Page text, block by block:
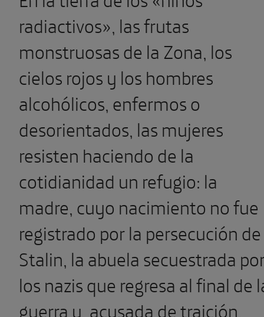
radiactivos», las frutas
monstruosas de la Zona, los
cielos rojos y los hombres
alcohólicos, enfermos o
desorientados, las mujeres
resisten haciendo de la
cotidianidad un refugio: la
madre, cuyo nacimiento no fue
registrado por la persecución de
Stalin, la abuela secuestrada
los nazis que regresa al final de
guerra y, acusada de traición,